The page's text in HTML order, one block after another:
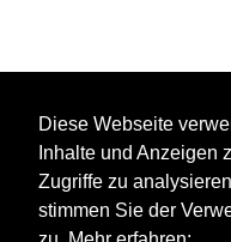
Diese Webseite
Inhalte und Anzeigen
Zugriffe zu
stimmen Sie der